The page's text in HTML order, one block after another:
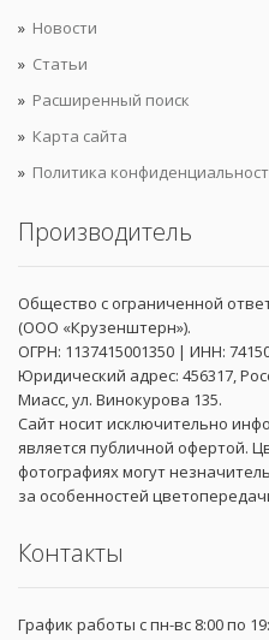
Новости
Статьи
Расширенный поиск
Карта сайта
Политика
Производитель
Общество с ограниченной
(ООО «Крузенштерн»).
ОГРН: 1137415001350 | ИНН:
Юридический адрес: 456317,
Миасс, ул. Винокурова 135.
Сайт носит исключительно
является публичной офертой.
фотографиях могут
за особенностей
Контакты
График работы с пн-вс 8:00 по